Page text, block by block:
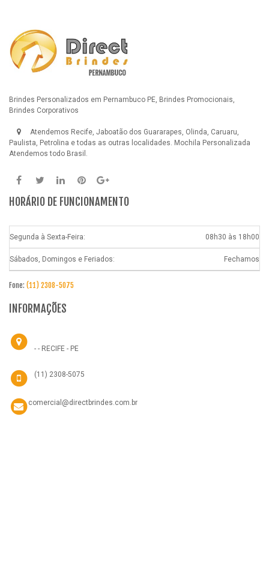
Brindes Personalizados em Pernambuco PE, Brindes Promocionais,
Brindes Corporativos
Atendemos Recife, Jaboatão dos Guararapes, Olinda, Caruaru,
Paulista, Petrolina e todas as outras localidades. Mochila Personalizada
Atendemos todo Brasil.
HORÁRIO DE FUNCIONAMENTO
Segunda à Sexta-Feira: 08h30 às 18h00
Sábados, Domingos e Feriados: Fechamos
Fone: (11) 2308-5075
INFORMAÇÕES
- - RECIFE - PE
(11) 2308-5075
comercial@directbrindes.com.br